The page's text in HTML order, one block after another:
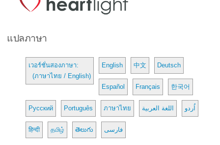
แปลภาษา
เวอร์ชั่นสองภาษา:
(ภาษาไทย / English)
English 中文 Deutsch
Español Français 한국어
Русский Português ภาษาไทย اللغة العربية اُردو
हिन्दी தமிழ் తెలుగు فارسی